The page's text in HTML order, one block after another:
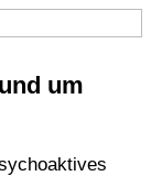
um